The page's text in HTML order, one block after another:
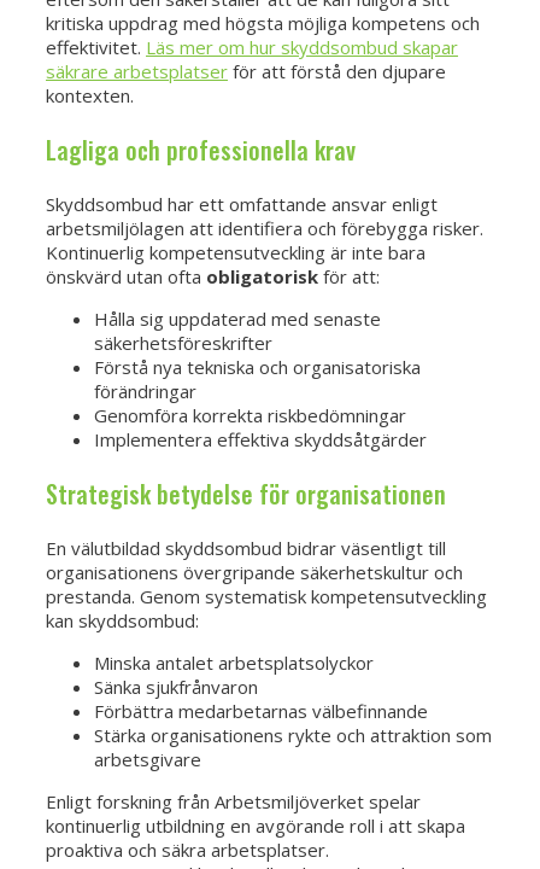
kritiska uppdrag med högsta möjliga kompetens och
effektivitet. Läs mer om hur skyddsombud skapar
säkrare arbetsplatser för att förstå den djupare
kontexten.
Lagliga och professionella krav
Skyddsombud har ett omfattande ansvar enligt
arbetsmiljölagen att identifiera och förebygga risker.
Kontinuerlig kompetensutveckling är inte bara
önskvärd utan ofta obligatorisk för att:
Hålla sig uppdaterad med senaste
säkerhetsföreskrifter
Förstå nya tekniska och organisatoriska
förändringar
Genomföra korrekta riskbedömningar
Implementera effektiva skyddsåtgärder
Strategisk betydelse för organisationen
En välutbildad skyddsombud bidrar väsentligt till
organisationens övergripande säkerhetskultur och
prestanda. Genom systematisk kompetensutveckling
kan skyddsombud:
Minska antalet arbetsplatsolyckor
Sänka sjukfrånvaron
Förbättra medarbetarnas välbefinnande
Stärka organisationens rykte och attraktion som
arbetsgivare
Enligt forskning från Arbetsmiljöverket spelar
kontinuerlig utbildning en avgörande roll i att skapa
proaktiva och säkra arbetsplatser.